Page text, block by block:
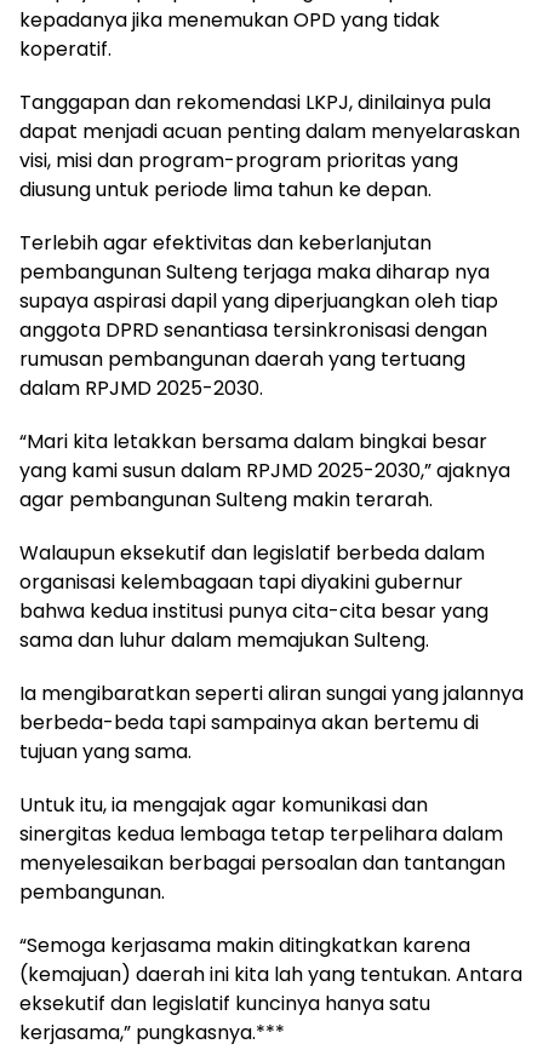
kepadanya jika menemukan OPD yang tidak
koperatif.
Tanggapan dan rekomendasi LKPJ, dinilainya pula
dapat menjadi acuan penting dalam menyelaraskan
visi, misi dan program-program prioritas yang
diusung untuk periode lima tahun ke depan.
Terlebih agar efektivitas dan keberlanjutan
pembangunan Sulteng terjaga maka diharap nya
supaya aspirasi dapil yang diperjuangkan oleh tiap
anggota DPRD senantiasa tersinkronisasi dengan
rumusan pembangunan daerah yang tertuang
dalam RPJMD 2025-2030.
“Mari kita letakkan bersama dalam bingkai besar
yang kami susun dalam RPJMD 2025-2030,” ajaknya
agar pembangunan Sulteng makin terarah.
Walaupun eksekutif dan legislatif berbeda dalam
organisasi kelembagaan tapi diyakini gubernur
bahwa kedua institusi punya cita-cita besar yang
sama dan luhur dalam memajukan Sulteng.
Ia mengibaratkan seperti aliran sungai yang jalannya
berbeda-beda tapi sampainya akan bertemu di
tujuan yang sama.
Untuk itu, ia mengajak agar komunikasi dan
sinergitas kedua lembaga tetap terpelihara dalam
menyelesaikan berbagai persoalan dan tantangan
pembangunan.
“Semoga kerjasama makin ditingkatkan karena
(kemajuan) daerah ini kita lah yang tentukan. Antara
eksekutif dan legislatif kuncinya hanya satu
kerjasama,” pungkasnya.***